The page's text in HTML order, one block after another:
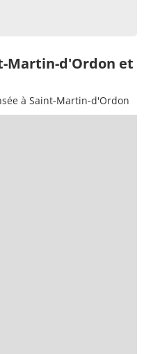
Martin-d'Ordon et
à Saint-Martin-d'Ordon